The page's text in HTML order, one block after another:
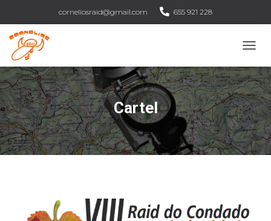
corneliosraid@gmail.com 655 921 228
A
M
B
I
A
R
M
O
A
Cartel